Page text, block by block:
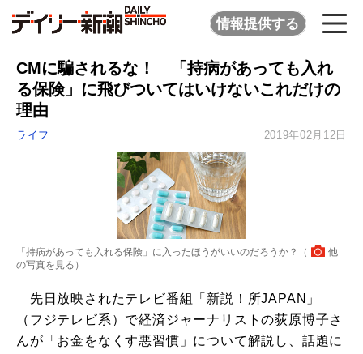
情報提供する
CMに騙されるな！ 「持病があっても入れ
る保険」に飛びついてはいけないこれだけの
理由
ライフ 2019年02月12日
「持病があっても入れる保険」に入ったほうがいいのだろうか？（
他
の写真を見る ）
先日放映されたテレビ番組「新説！所JAPAN」
（フジテレビ系）で経済ジャーナリストの荻原博子さ
んが「お金をなくす悪習慣」について解説し、話題に